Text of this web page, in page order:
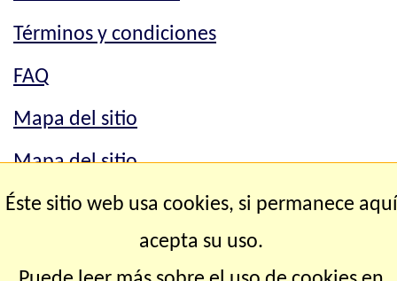
Términos y condiciones
FAQ
Mapa del sitio
Mapa del sitio
Contacto
Copyright © 2.000-2.028 Fisicanet ® Todos los
Éste sitio web usa cookies, si permanece aquí
acepta su uso.